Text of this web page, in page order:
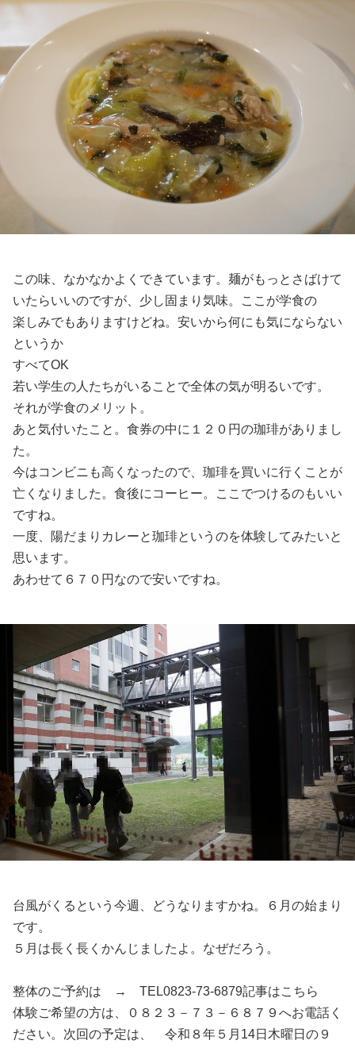
この味、なかなかよくできています。麺がもっとさばけて
いたらいいのですが、少し固まり気味。ここが学食の
楽しみでもありますけどね。安いから何にも気にならない
というか
すべてOK
若い学生の人たちがいることで全体の気が明るいです。
それが学食のメリット。
あと気付いたこと。食券の中に１２０円の珈琲がありまし
た。
今はコンビニも高くなったので、珈琲を買いに行くことが
亡くなりました。食後にコーヒー。ここでつけるのもいい
ですね。
一度、陽だまりカレーと珈琲というのを体験してみたいと
思います。
あわせて６７０円なので安いですね。
台風がくるという今週、どうなりますかね。６月の始まり
です。
５月は長く長くかんじましたよ。なぜだろう。
整体のご予約は → TEL0823-73-6879記事はこちら
体験ご希望の方は、０８２３－７３－６８７９へお電話く
ださい。次回の予定は、 令和８年５月14日木曜日の９